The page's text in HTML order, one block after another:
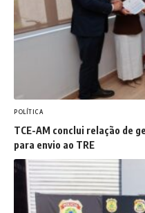
POLÍTICA
TCE-AM conclui relação de
para envio ao TRE